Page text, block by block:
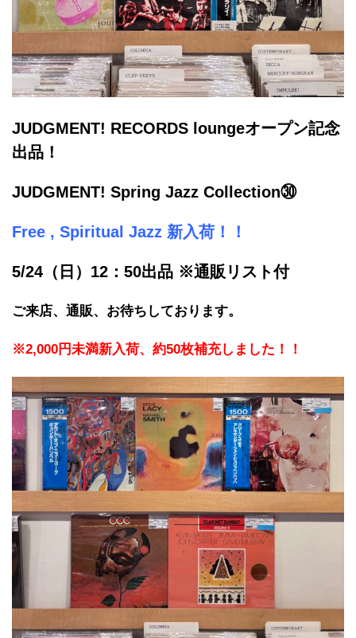
JUDGMENT! RECORDS loungeオープン記念
出品！
JUDGMENT! Spring Jazz Collection㉚
Free , Spiritual Jazz 新入荷！！
5/24（日）12：50出品 ※通販リスト付
ご来店、通販、お待ちしております。
※2,000円未満新入荷、約50枚補充しました！！